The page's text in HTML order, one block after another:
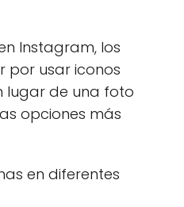
Instagram, los
por usar iconos
lugar de una foto
opciones más
en diferentes